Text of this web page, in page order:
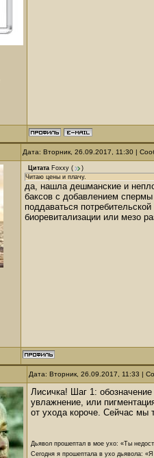
Дата: Вторник, 26.09.2017, 11:30 |
Цитата Foxxy (
)
Читаю цены и плачу.
да, нашла дешманские и
баксов с добавлением спермы
поддаваться
биоревитализации или мезо
Дата: Вторник, 26.09.2017, 11:33 |
Лисичка! Шаг 1:
увлажнение, или
от ухода короче. Сейчас мы
Дьявол прошептал в мое ухо: «Ты
Сегодня я прошептала в ухо дьявола: